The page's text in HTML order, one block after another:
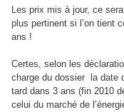
Les prix mis à jour, ce
plus pertinent si l’on tient
ans !
Certes, selon les
charge du dossier la date
tard dans 3 ans (fin 2010
celui du marché de